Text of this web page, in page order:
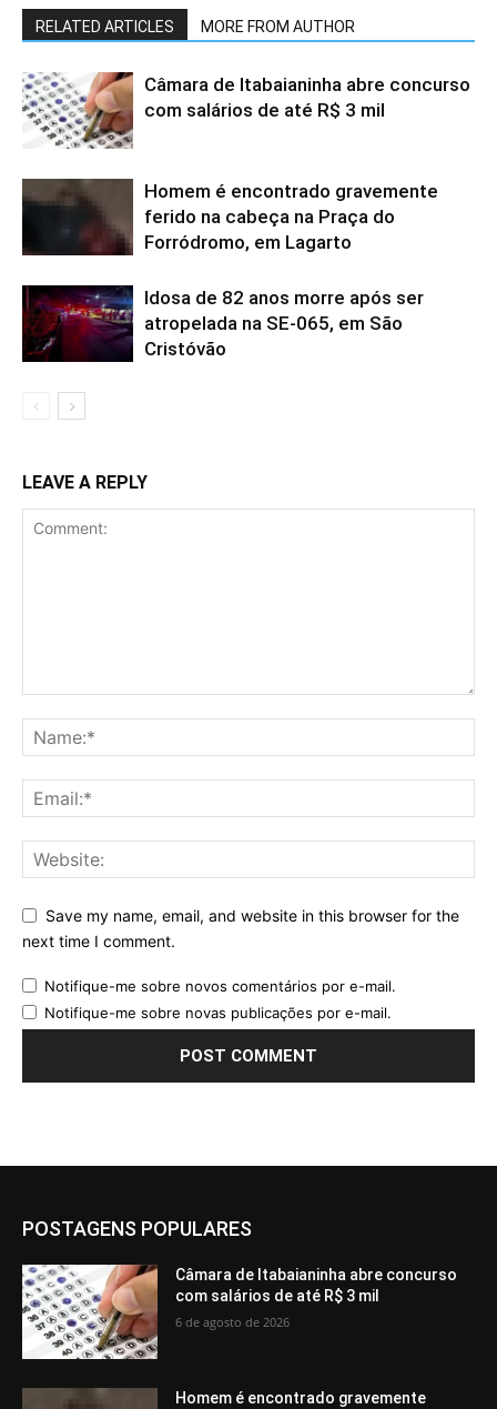
RELATED ARTICLES MORE FROM AUTHOR
Câmara de Itabaianinha abre concurso
com salários de até R$ 3 mil
Homem é encontrado gravemente
ferido na cabeça na Praça do
Forródromo, em Lagarto
Idosa de 82 anos morre após ser
atropelada na SE-065, em São
Cristóvão
LEAVE A REPLY
Save my name, email, and website in this browser for the
next time I comment.
Notifique-me sobre novos comentários por e-mail.
Notifique-me sobre novas publicações por e-mail.
POSTAGENS POPULARES
Câmara de Itabaianinha abre concurso
com salários de até R$ 3 mil
6 de agosto de 2026
Homem é encontrado gravemente